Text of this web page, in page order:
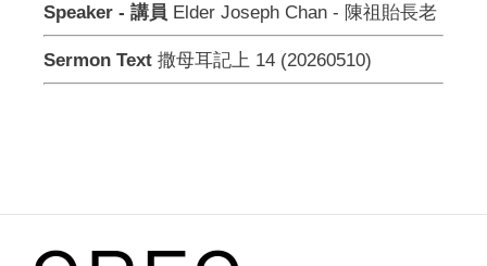
Speaker - 講員 Elder Joseph Chan - 陳祖貽長老
Sermon Text 撒母耳記上 14 (20260510)